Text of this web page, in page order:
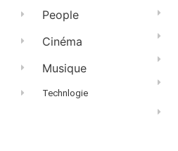
People
Cinéma
Musique
Technlogie